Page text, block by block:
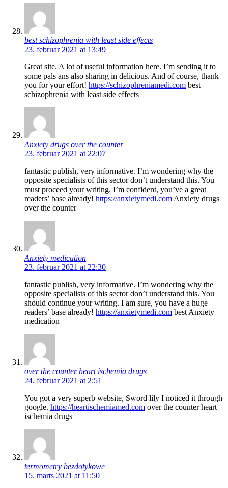
best schizophrenia with least side effects
23. februar 2021 at 13:49
Great site. A lot of useful information here. I’m sending it to
some pals ans also sharing in delicious. And of course, thank
you for your effort! https://schizophreniamedi.com best
schizophrenia with least side effects
Anxiety drugs over the counter
23. februar 2021 at 22:07
fantastic publish, very informative. I’m wondering why the
opposite specialists of this sector don’t understand this. You
must proceed your writing. I’m confident, you’ve a great
readers’ base already! https://anxietymedi.comAnxiety drugs
over the counter
Anxiety medication
23. februar 2021 at 22:30
fantastic publish, very informative. I’m wondering why the
opposite specialists of this sector don’t understand this. You
should continue your writing. I am sure, you have a huge
readers’ base already! https://anxietymedi.com best Anxiety
medication
over the counter heart ischemia drugs
24. februar 2021 at 2:51
You got a very superb website, Sword lily I noticed it through
google. https://heartischemiamed.com over the counter heart
ischemia drugs
termometry bezdotykowe
15. marts 2021 at 11:50